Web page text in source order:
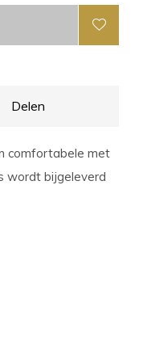
Delen
comfortabele met
wordt bijgeleverd